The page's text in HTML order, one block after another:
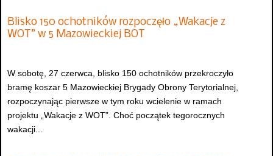
Blisko 150 ochotników rozpoczęło „Wakacje z
WOT” w 5 Mazowieckiej BOT
W sobotę, 27 czerwca, blisko 150 ochotników przekroczyło
bramę koszar 5 Mazowieckiej Brygady Obrony Terytorialnej,
rozpoczynając pierwsze w tym roku wcielenie w ramach
projektu „Wakacje z WOT”. Choć początek tegorocznych
wakacji...